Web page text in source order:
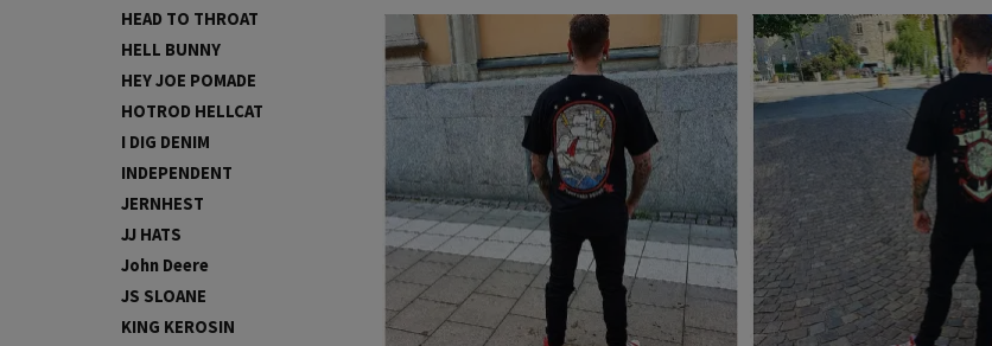
HEAD TO THROAT
HELL BUNNY
HEY JOE POMADE
HOTROD HELLCAT
I DIG DENIM
INDEPENDENT
JERNHEST
JJ HATS
John Deere
JS SLOANE
KING KEROSIN